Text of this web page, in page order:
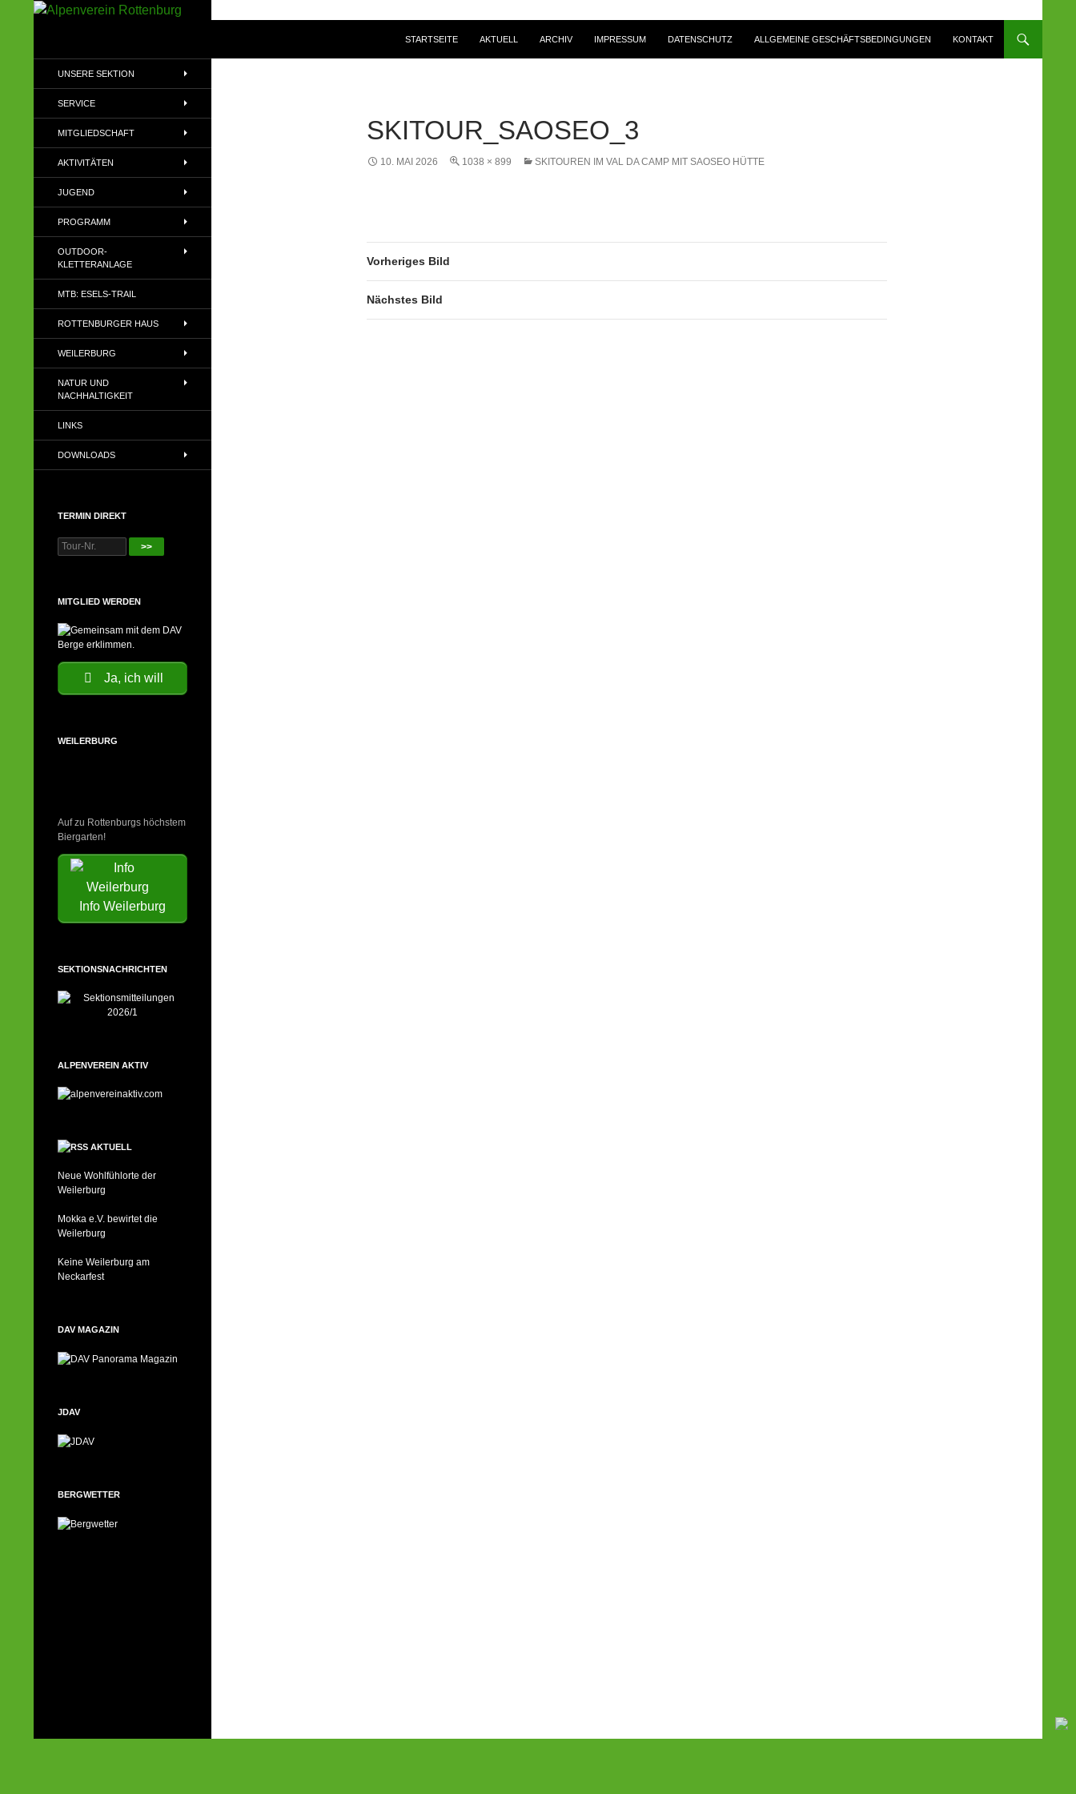
STARTSEITE AKTUELL ARCHIV IMPRESSUM DATENSCHUTZ ALLGEMEINE GESCHÄFTSBEDINGUNGEN KONTAKT
SKITOUR_SAOSEO_3
10. MAI 2026 1038 × 899 SKITOUREN IM VAL DA CAMP MIT SAOSEO HÜTTE
Vorheriges Bild
Nächstes Bild
Alpenvereins (DAV) e.V
UNSERE SEKTION
SERVICE
MITGLIEDSCHAFT
AKTIVITÄTEN
JUGEND
PROGRAMM
OUTDOOR-
KLETTERANLAGE
MTB: ESELS-TRAIL
ROTTENBURGER HAUS
WEILERBURG
NATUR UND
NACHHALTIGKEIT
LINKS
DOWNLOADS
TERMIN DIREKT
>>
MITGLIED WERDEN
Ja, ich will
WEILERBURG
Auf zu Rottenburgs höchstem
Biergarten!
Info Weilerburg
SEKTIONSNACHRICHTEN
ALPENVEREIN AKTIV
AKTUELL
Neue Wohlfühlorte der
Weilerburg
Mokka e.V. bewirtet die
Weilerburg
Keine Weilerburg am
Neckarfest
DAV MAGAZIN
JDAV
BERGWETTER